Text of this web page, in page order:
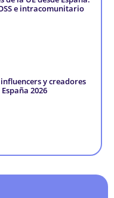
e intracomunitario
y creadores
2026